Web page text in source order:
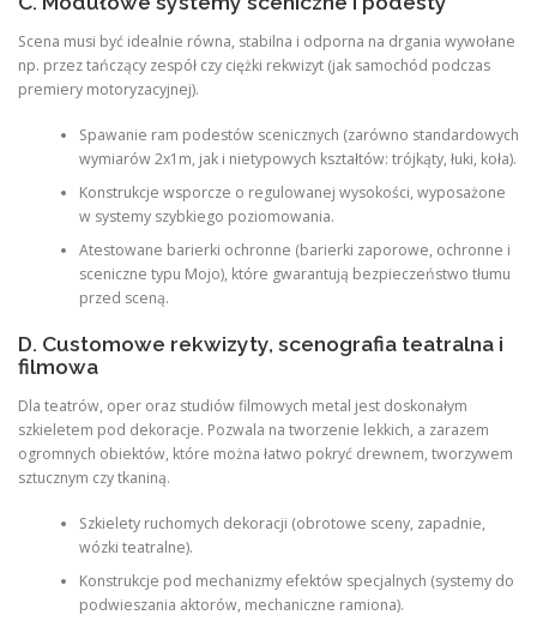
Scena musi być idealnie równa, stabilna i odporna na drgania wywołane
np. przez tańczący zespół czy ciężki rekwizyt (jak samochód podczas
premiery motoryzacyjnej).
Spawanie ram podestów scenicznych (zarówno standardowych
wymiarów 2x1m, jak i nietypowych kształtów: trójkąty, łuki, koła).
Konstrukcje wsporcze o regulowanej wysokości, wyposażone
w systemy szybkiego poziomowania.
Atestowane barierki ochronne (barierki zaporowe, ochronne i
sceniczne typu Mojo), które gwarantują bezpieczeństwo tłumu
przed sceną.
D. Customowe rekwizyty, scenografia teatralna i
filmowa
Dla teatrów, oper oraz studiów filmowych metal jest doskonałym
szkieletem pod dekoracje. Pozwala na tworzenie lekkich, a zarazem
ogromnych obiektów, które można łatwo pokryć drewnem, tworzywem
sztucznym czy tkaniną.
Szkielety ruchomych dekoracji (obrotowe sceny, zapadnie,
wózki teatralne).
Konstrukcje pod mechanizmy efektów specjalnych (systemy do
podwieszania aktorów, mechaniczne ramiona).